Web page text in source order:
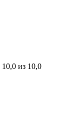
10,0 из 10,0